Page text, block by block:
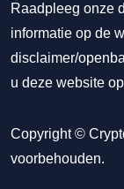
Raadpleeg onze
informatie op de
disclaimer/
u deze website
Copyright ©
voorbehouden.